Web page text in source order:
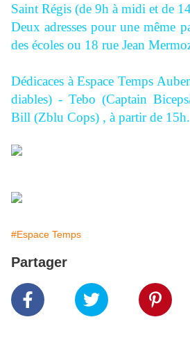
Saint Régis (de 9h à midi et de
Deux adresses pour une même
des écoles ou 18 rue Jean
Dédicaces à Espace Temps
diables) - Tebo (Captain
Bill (Zblu Cops) , à partir de 15h.
#Espace Temps
Partager